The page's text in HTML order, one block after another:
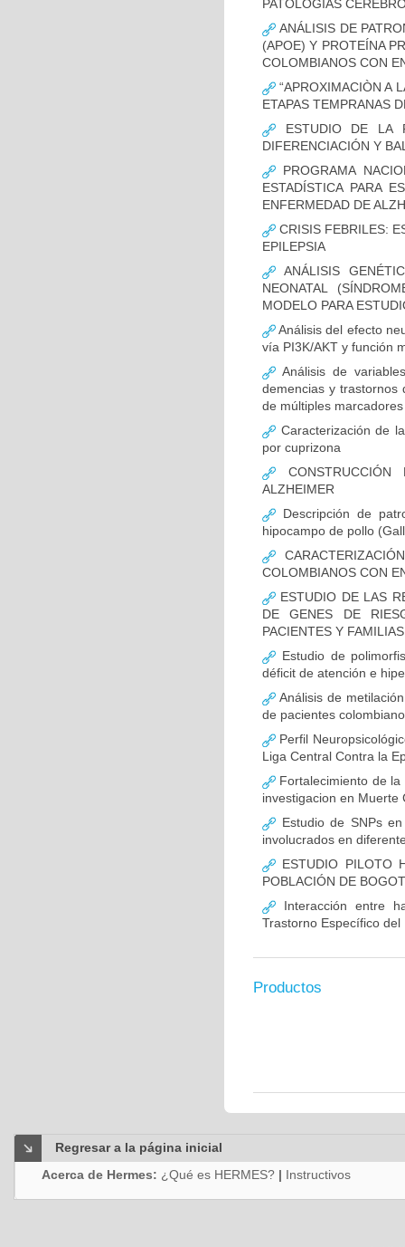
PATOLOGÍAS
ANÁLISIS DE
(APOE) Y PROTEÍNA
COLOMBIANOS CON
“APROXIMACIÒN A
ETAPAS TEMPRANAS
ESTUDIO DE LA
DIFERENCIACIÓN Y
PROGRAMA
ESTADÍSTICA PARA
ENFERMEDAD DE
CRISIS FEBRILES:
EPILEPSIA
ANÁLISIS
NEONATAL
MODELO PARA
Análisis del efecto
vía PI3K/AKT y función
Análisis de
demencias y trastornos
de múltiples
Caracterización de
por cuprizona
ALZHEIMER
Descripción de
hipocampo de pollo
COLOMBIANOS CON
ESTUDIO DE LAS
DE GENES DE
PACIENTES Y
Estudio de
déficit de atención e
Análisis de
de pacientes
Perfil
Liga Central Contra la
Fortalecimiento de la
investigacion en Muerte
Estudio de SNPs
involucrados en
ESTUDIO PILOTO
POBLACIÓN DE
Interacción entre
Trastorno Específico del
Productos
Regresar a la página inicial
Acerca de Hermes: ¿Qué es HERMES? | Instructivos